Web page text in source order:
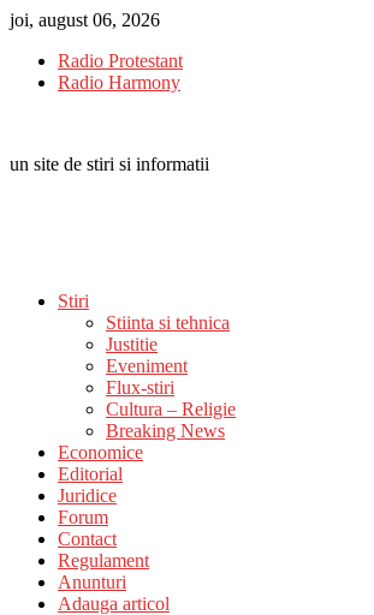
Skip
content
joi, august 06, 2026
Radio Protestant
Radio Harmony
un site de stiri si informatii
Stiri
Stiinta si tehnica
Justitie
Eveniment
Flux-stiri
Cultura – Religie
Breaking News
Economice
Editorial
Juridice
Forum
Contact
Regulament
Anunturi
Adauga articol